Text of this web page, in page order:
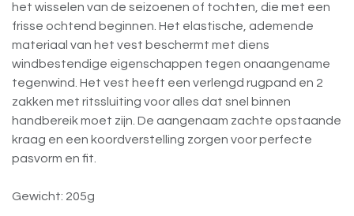
het wisselen van de seizoenen of tochten, die met een
frisse ochtend beginnen. Het elastische, ademende
materiaal van het vest beschermt met diens
windbestendige eigenschappen tegen onaangename
tegenwind. Het vest heeft een verlengd rugpand en 2
zakken met ritssluiting voor alles dat snel binnen
handbereik moet zijn. De aangenaam zachte opstaande
kraag en een koordverstelling zorgen voor perfecte
pasvorm en fit.
Gewicht: 205g